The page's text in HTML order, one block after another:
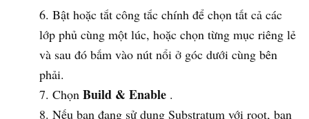
Bật hoặc tắt công tắc chính để chọn tất cả các
lớp phủ cùng một lúc, hoặc chọn từng mục riêng lẻ
và sau đó bấm vào nút nổi ở góc dưới cùng bên
phải.
Chọn Build & Enable .
Nếu bạn đang sử dụng Substratum với root, bạn